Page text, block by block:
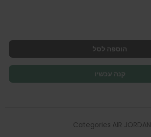
הוספה לסל
קנה עכשיו
Categories AIR JORDAN